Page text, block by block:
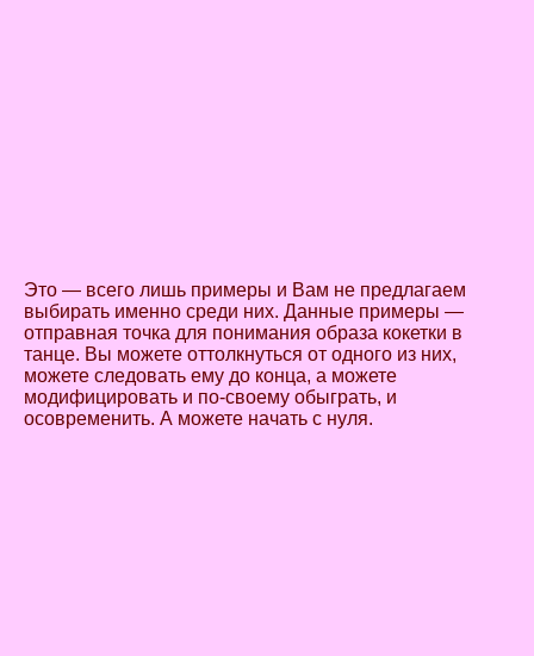
Это — всего лишь примеры и Вам не предлагаем
выбирать именно среди них. Данные примеры —
отправная точка для понимания образа кокетки в
танце. Вы можете оттолкнуться от одного из них,
можете следовать ему до конца, а можете
модифицировать и по-своему обыграть, и
осовременить. А можете начать с нуля.